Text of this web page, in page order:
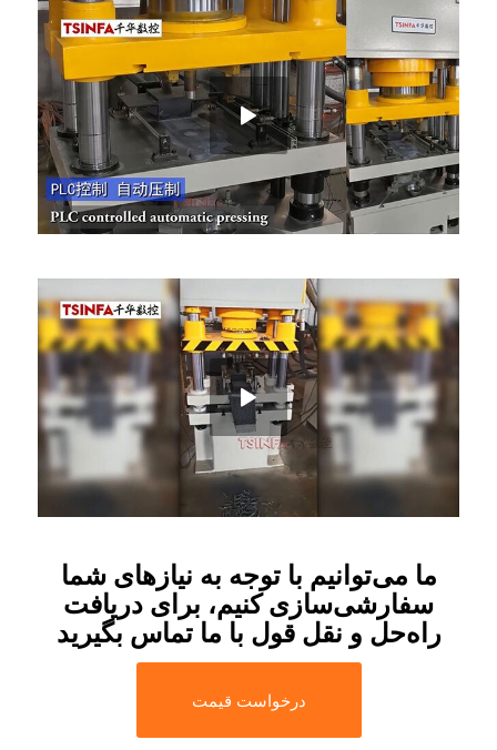
ما می‌توانیم با توجه به نیازهای شما
سفارشی‌سازی کنیم، برای دریافت
راه‌حل و نقل قول با ما تماس بگیرید
درخواست قیمت